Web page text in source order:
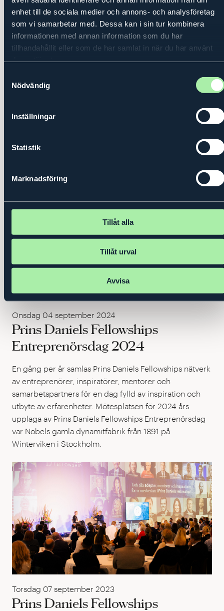
enhet till de sociala medier och annons- och analysföretag
som vi samarbetar med. Dessa kan i sin tur kombinera
informationen med annan information som du har
tillhandahållit eller som de har samlat in när du har använt
Nödvändig
Inställningar
Statistik
Marknadsföring
Tillåt alla
Tillåt urval
Avvisa
Onsdag 25 september 2024
Den 18 september arrangerade Prins Daniels Fellowship
en regional Entreprenörsdag på Kulturens hus i Luleå.
Onsdag 04 september 2024
Prins Daniels Fellowships
Entreprenörsdag 2024
En gång per år samlas Prins Daniels Fellowships nätverk
av entreprenörer, inspiratörer, mentorer och
samarbetspartners för en dag fylld av inspiration och
utbyte av erfarenheter. Mötesplatsen för 2024 års
upplaga av Prins Daniels Fellowships Entreprenörsdag
var Nobels gamla dynamitfabrik från 1891 på
Winterviken i Stockholm.
Torsdag 07 september 2023
Prins Daniels Fellowships